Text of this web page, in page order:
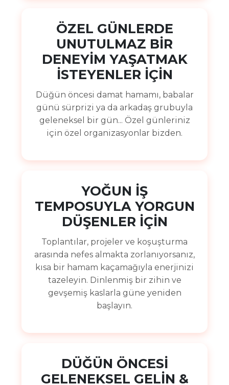
ÖZEL GÜNLERDE
UNUTULMAZ BİR
DENEYİM YAŞATMAK
İSTEYENLER İÇİN
Düğün öncesi damat hamamı, babalar
günü sürprizi ya da arkadaş grubuyla
geleneksel bir gün... Özel günleriniz
için özel organizasyonlar bizden.
YOĞUN İŞ
TEMPOSUYLA YORGUN
DÜŞENLER İÇİN
Toplantılar, projeler ve koşuşturma
arasında nefes almakta zorlanıyorsanız,
kısa bir hamam kaçamağıyla enerjinizi
tazeleyin. Dinlenmiş bir zihin ve
gevşemiş kaslarla güne yeniden
başlayın.
DÜĞÜN ÖNCESİ
GELENEKSEL GELİN &